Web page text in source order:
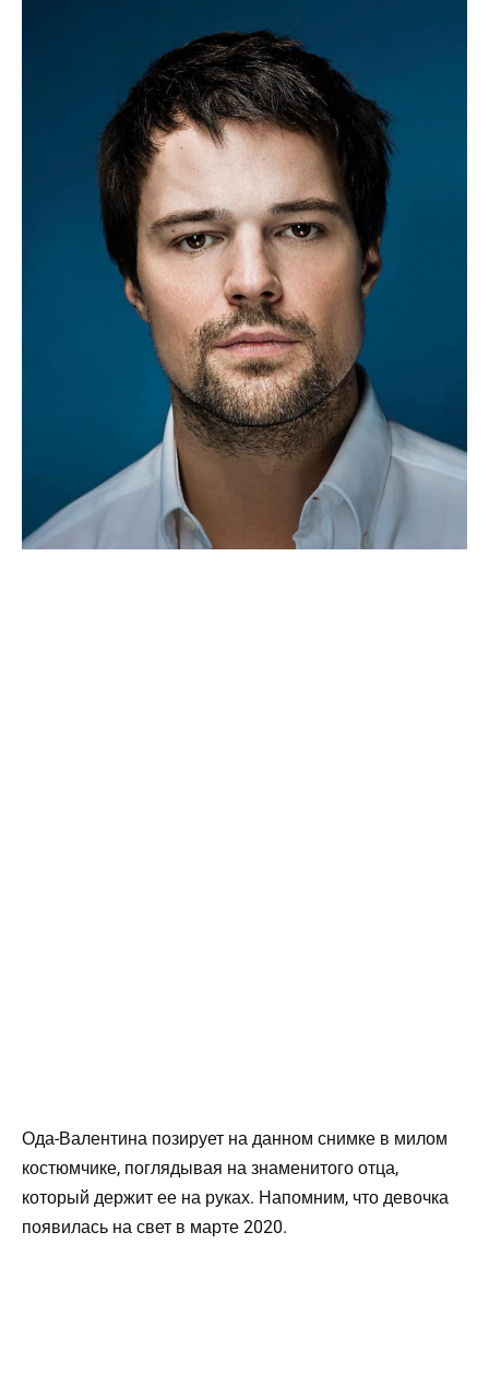
Ода-Валентина позирует на данном снимке в милом
костюмчике, поглядывая на знаменитого отца,
который держит ее на руках. Напомним, что девочка
появилась на свет в марте 2020.